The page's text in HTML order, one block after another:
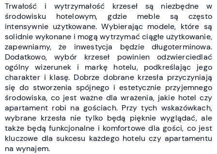
Trwałość i wytrzymałość krzeseł są niezbędne w
środowisku hotelowym, gdzie meble są często
intensywnie użytkowane. Wybierając modele, które są
solidnie wykonane i mogą wytrzymać ciągłe użytkowanie,
zapewniamy, że inwestycja będzie długoterminowa.
Dodatkowo, wybór krzeseł powinien odzwierciedlać
ogólny wizerunek i markę hotelu, podkreślając jego
charakter i klasę. Dobrze dobrane krzesła przyczyniają
się do stworzenia spójnego i estetycznie przyjemnego
środowiska, co jest ważne dla wrażenia, jakie hotel czy
apartament robi na gościach. Przy tych wskazówkach,
wybrane krzesła nie tylko będą pięknie wyglądać, ale
także będą funkcjonalne i komfortowe dla gości, co jest
kluczowe dla sukcesu każdego hotelu czy apartamentu
na wynajem.